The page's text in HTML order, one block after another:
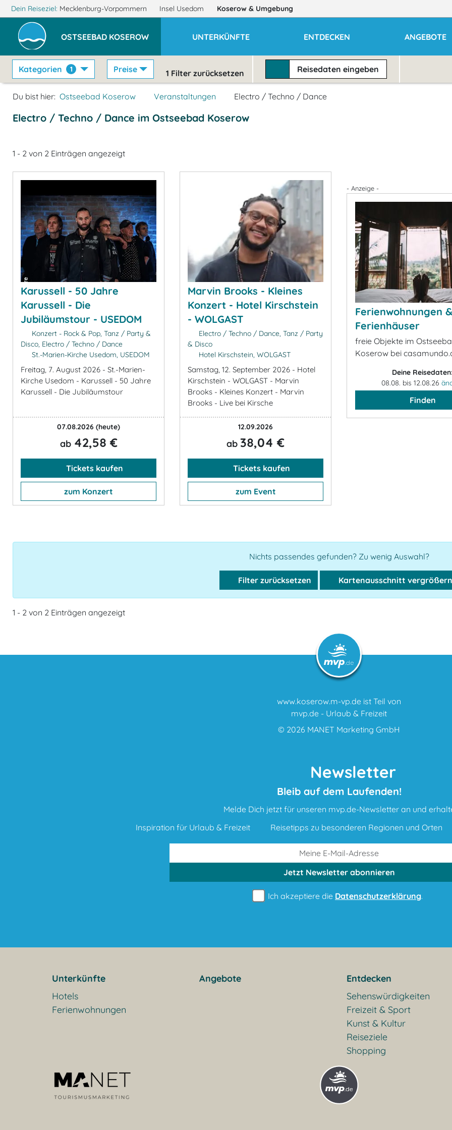
Dein Reiseziel: Mecklenburg-Vorpommern Insel Usedom Koserow & Umgebung
OSTSEEBAD KOSEROW UNTERKÜNFTE ENTDECKEN ANGEBOTE
Kategorien 1 Preise 1 Filter zurücksetzen Reisedateneingeben
Du bist hier: Ostseebad Koserow Veranstaltungen Electro / Techno / Dance
Electro / Techno / Dance im Ostseebad Koserow
1 - 2 von 2 Einträgen angezeigt
Karussell - 50 Jahre
Karussell - Die
Jubiläumstour - USEDOM
Konzert - Rock & Pop, Tanz / Party &
Disco, Electro / Techno / Dance
St.-Marien-Kirche Usedom, USEDOM
Freitag, 7. August 2026 - St.-Marien-
Kirche Usedom - Karussell - 50 Jahre
Karussell - Die Jubiläumstour
07.08.2026 (heute)
ab 42,58 €
Tickets kaufen
zum Konzert
Marvin Brooks - Kleines
Konzert - Hotel Kirschstein
- WOLGAST
Electro / Techno / Dance, Tanz / Party
& Disco
Hotel Kirschstein, WOLGAST
Samstag, 12. September 2026 - Hotel
Kirschstein - WOLGAST - Marvin
Brooks - Kleines Konzert - Marvin
Brooks - Live bei Kirsche
12.09.2026
ab 38,04 €
Tickets kaufen
zum Event
- Anzeige -
Ferienwohnungen &
Ferienhäuser
freie Objekte im
Koserow bei
Deine
08.08. bis 12.08.26
Finden
Nichts passendes gefunden? Zu wenig Auswahl?
Filter zurücksetzen Kartenausschnitt vergrößern
1 - 2 von 2 Einträgen angezeigt
www.koserow.m-vp.de ist Teil von
mvp.de - Urlaub & Freizeit
© 2026 MANET Marketing GmbH
Newsletter
Bleib auf dem Laufenden!
Melde Dich jetzt für unseren mvp.de-Newsletter an und
Inspiration für Urlaub & Freizeit
Reisetipps zu besonderen Regionen und Orten
Jetzt Newsletterabonnieren
Ich akzeptiere die Datenschutzerklärung.
Unterkünfte
Hotels
Ferienwohnungen
Angebote
Entdecken
Sehenswürdigkeiten
Freizeit & Sport
Kunst & Kultur
Reiseziele
Shopping